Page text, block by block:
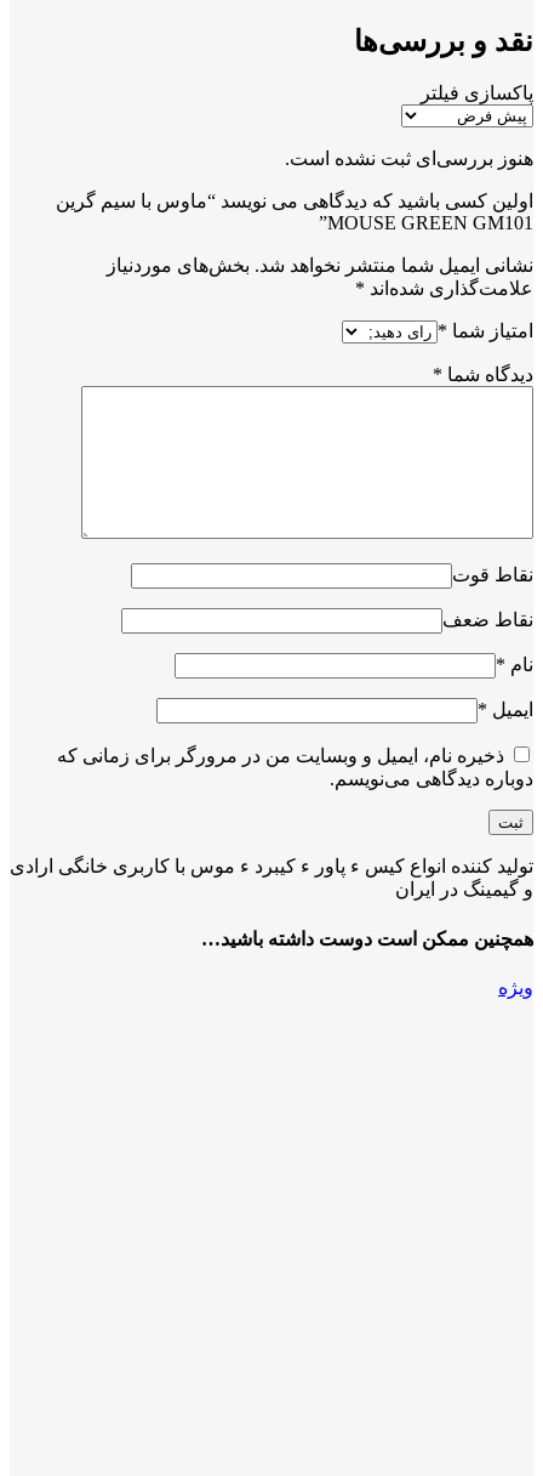
نقد و بررسی‌ها
پاکسازی فیلتر
هنوز بررسی‌ای ثبت نشده است.
اولین کسی باشید که دیدگاهی می نویسد “ماوس با سیم گرین
MOUSE GREEN GM101”
نشانی ایمیل شما منتشر نخواهد شد. بخش‌های موردنیاز
علامت‌گذاری شده‌اند *
امتیاز شما *
دیدگاه شما *
نقاط قوت
نقاط ضعف
نام *
ایمیل *
ذخیره نام، ایمیل و وبسایت من در مرورگر برای زمانی که
دوباره دیدگاهی می‌نویسم.
تولید کننده انواع کیس ء پاور ء کیبرد ء موس با کاربری خانگی ارادی
و گیمینگ در ایران
همچنین ممکن است دوست داشته باشید…
ویژه